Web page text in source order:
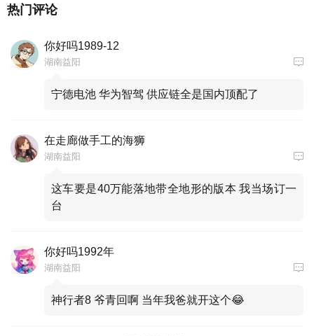
热门评论
你好吗1989-12
湖南益阳
宁德电池 华为智驾 供应链全是国内顶配了
在走廊做手工的海狮
湖南益阳
这车要是40万能落地带全地形的版本 我当场订一
台
你好吗1992年
湖南益阳
神行者8 爷青回啊 当年我爸就开这个😂